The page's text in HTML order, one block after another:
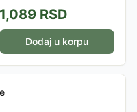
1,089 RSD
Dodaj u korpu